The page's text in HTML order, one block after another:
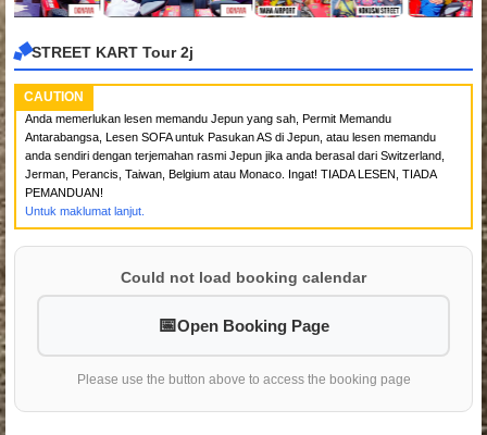
STREET KART Tour 2j
CAUTION
Anda memerlukan lesen memandu Jepun yang sah, Permit Memandu
Antarabangsa, Lesen SOFA untuk Pasukan AS di Jepun, atau lesen memandu
anda sendiri dengan terjemahan rasmi Jepun jika anda berasal dari Switzerland,
Jerman, Perancis, Taiwan, Belgium atau Monaco. Ingat! TIADA LESEN, TIADA
PEMANDUAN!
Untuk maklumat lanjut.
Could not load booking calendar
Open Booking Page
Please use the button above to access the booking page